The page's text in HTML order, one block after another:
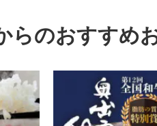
らのおすすめ